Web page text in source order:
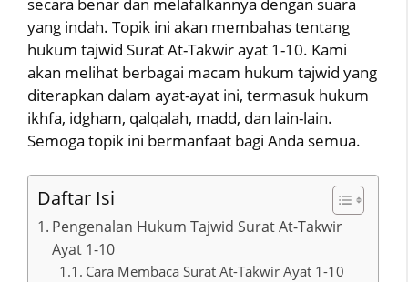
yang indah. Topik ini akan membahas tentang
hukum tajwid Surat At-Takwir ayat 1-10. Kami
akan melihat berbagai macam hukum tajwid yang
diterapkan dalam ayat-ayat ini, termasuk hukum
ikhfa, idgham, qalqalah, madd, dan lain-lain.
Semoga topik ini bermanfaat bagi Anda semua.
Daftar Isi
Pengenalan Hukum Tajwid Surat At-Takwir
Ayat 1-10
Cara Membaca Surat At-Takwir Ayat 1-10